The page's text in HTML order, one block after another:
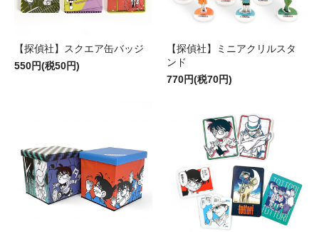
【探偵社】スクエア缶バッジ
550円(税50円)
【探偵社】ミニアクリルスタ
ンド
770円(税70円)